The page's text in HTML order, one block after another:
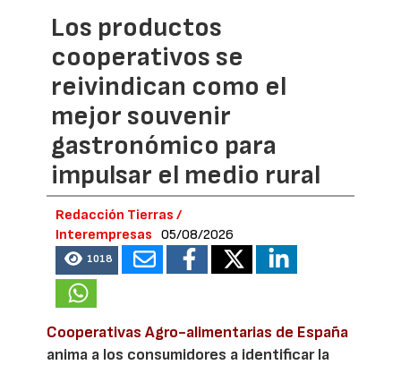
Los productos
cooperativos se
reivindican como el
mejor souvenir
gastronómico para
impulsar el medio rural
Redacción Tierras /
Interempresas
05/08/2026
1018
Cooperativas Agro-alimentarias de España
anima a los consumidores a identificar la